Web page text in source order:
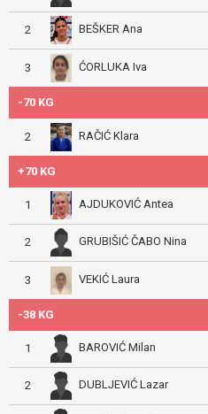
2 BEŠKER Ana
3 ĆORLUKA Iva
-70 KG
2 RAČIĆ Klara
+70 KG
1 AJDUKOVIĆ Antea
2 GRUBIŠIĆ ČABO Nina
3 VEKIĆ Laura
-38 KG
1 BAROVIĆ Milan
2 DUBLJEVIĆ Lazar